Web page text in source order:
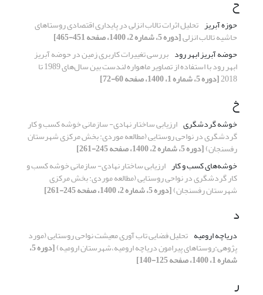
حوزه آبریز تحلیل اثرات تالاب انزلی در پایداری اقتصادی روستاهای
حاشیه تالاب انزلی[دوره 5، شماره 2، 1400، صفحه 451-465]
حوضه آبریز ابهر رود بررسی تغییرات کاربری زمین در حوضه آبریز
ابهر رود با استفاده از تصاویر ماهواره لندست بین سال‌های 1989 تا
2018[دوره 5، شماره 1، 1400، صفحه 60-72]
خ
خوشه گردشگری ارزیابی ساختار نهادی- سازمانی خوشه کسب و کار
گردشگری در نواحی روستایی (مطالعه موردی: بخش مرکزی شهرستان
رفسنجان)[دوره 5، شماره 2، 1400، صفحه 245-261]
خوشه‌های کسب و کار ارزیابی ساختار نهادی- سازمانی خوشه کسب و
کار گردشگری در نواحی روستایی (مطالعه موردی: بخش مرکزی
شهرستان رفسنجان)[دوره 5، شماره 2، 1400، صفحه 245-261]
د
دریاچه ارومیه تحلیل فضایی تاب آوری معیشت نواحی روستایی (مورد
پژوهی:روستاهای پیرامون دریاچه ارومیه،شهرستان ارومیه) [دوره 5،
شماره 1، 1400، صفحه 125-140]
ر